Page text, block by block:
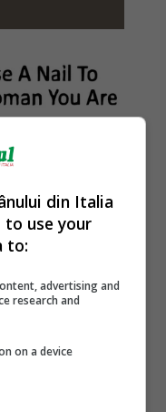
din Italia
use your
to:
advertising and
research and
on a device